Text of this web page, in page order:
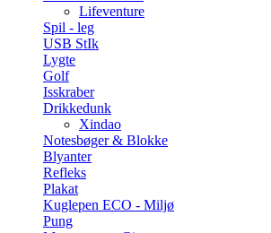
Lifeventure
Spil - leg
USB StIk
Lygte
Golf
Isskraber
Drikkedunk
Xindao
Notesbøger & Blokke
Blyanter
Refleks
Plakat
Kuglepen ECO - Miljø
Pung